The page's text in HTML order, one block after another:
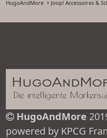
HugoAndMore > Joop! Accessoires &
HugoAndMore
powered by KPCG